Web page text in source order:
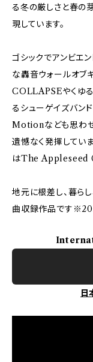
る冬の厳しさと春の
現しています。
ゴシックでアンビエ
な轟音ウォールオブ
COLLAPSEやくゆる
るシューゲイズバン
Motionなども思わ
遺憾なく発揮してい
はThe Appleseed
地元に根差し、暮ら
曲収録作品です
日